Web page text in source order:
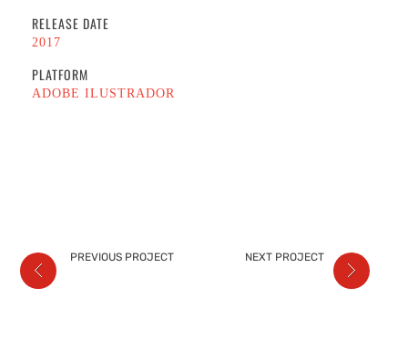
RELEASE DATE
2017
PLATFORM
ADOBE ILUSTRADOR
PREVIOUS PROJECT NEXT PROJECT